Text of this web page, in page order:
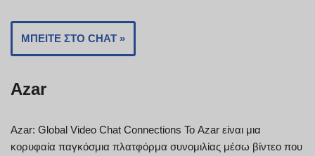
ΜΠΕΊΤΕ ΣΤΟ CHAT »
Azar
Azar: Global Video Chat Connections Το Azar είναι μια
κορυφαία παγκόσμια πλατφόρμα συνομιλίας μέσω βίντεο που